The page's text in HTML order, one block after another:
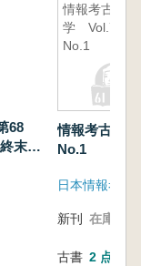
68
末期
情報考古
学 Vol.7
No.1
情報考古学
No.1
日本情報考古
新刊 在庫なし
古書 2 点